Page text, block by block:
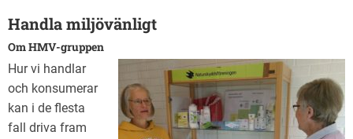
Handla miljövänligt
Om HMV-gruppen
Hur vi handlar
och konsumerar
kan i de flesta
fall driva fram